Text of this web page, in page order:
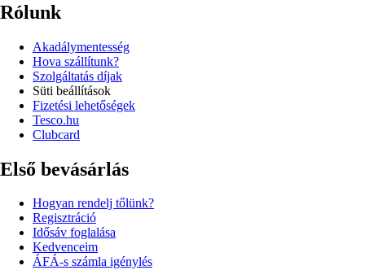
Rólunk
Akadálymentesség
Hova szállítunk?
Szolgáltatás díjak
Süti beállítások
Fizetési lehetőségek
Tesco.hu
Clubcard
Első bevásárlás
Hogyan rendelj tőlünk?
Regisztráció
Idősáv foglalása
Kedvenceim
ÁFÁ-s számla igénylés